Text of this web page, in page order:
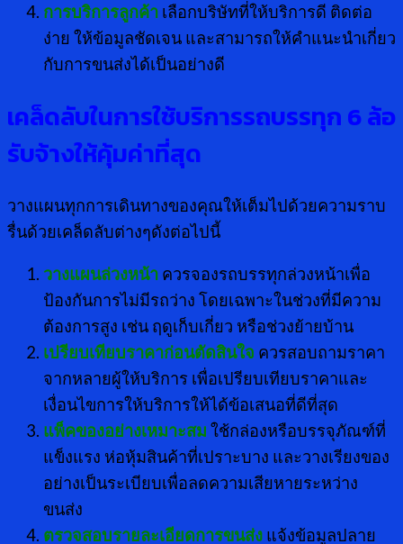
การบริการลูกค้า เลือกบริษัทที่ให้บริการดี ติดต่อ
ง่าย ให้ข้อมูลชัดเจน และสามารถให้คำแนะนำเกี่ยว
กับการขนส่งได้เป็นอย่างดี
เคล็ดลับในการใช้บริการรถบรรทุก 6 ล้อ
รับจ้างให้คุ้มค่าที่สุด
วางแผนทุกการเดินทางของคุณให้เต็มไปด้วยความราบ
รื่นด้วยเคล็ดลับต่างๆดังต่อไปนี้
วางแผนล่วงหน้า ควรจองรถบรรทุกล่วงหน้าเพื่อ
ป้องกันการไม่มีรถว่าง โดยเฉพาะในช่วงที่มีความ
ต้องการสูง เช่น ฤดูเก็บเกี่ยว หรือช่วงย้ายบ้าน
เปรียบเทียบราคาก่อนตัดสินใจ ควรสอบถามราคา
จากหลายผู้ให้บริการ เพื่อเปรียบเทียบราคาและ
เงื่อนไขการให้บริการให้ได้ข้อเสนอที่ดีที่สุด
แพ็คของอย่างเหมาะสม ใช้กล่องหรือบรรจุภัณฑ์ที่
แข็งแรง ห่อหุ้มสินค้าที่เปราะบาง และวางเรียงของ
อย่างเป็นระเบียบเพื่อลดความเสียหายระหว่าง
ขนส่ง
ตรวจสอบรายละเอียดการขนส่ง แจ้งข้อมูลปลาย